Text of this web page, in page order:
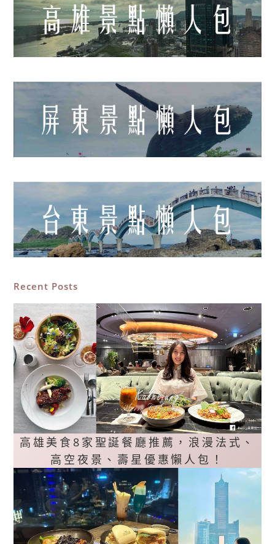
Recent Posts
高雄美食8家聖誕餐廳推薦，浪漫法式、
高空夜景、壽星優惠懶人包！